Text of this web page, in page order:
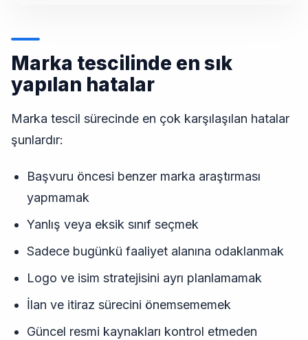
Marka tescilinde en sık
yapılan hatalar
Marka tescil sürecinde en çok karşılaşılan hatalar
şunlardır:
Başvuru öncesi benzer marka araştırması
yapmamak
Yanlış veya eksik sınıf seçmek
Sadece bugünkü faaliyet alanına odaklanmak
Logo ve isim stratejisini ayrı planlamamak
İlan ve itiraz sürecini önemsememek
Güncel resmi kaynakları kontrol etmeden